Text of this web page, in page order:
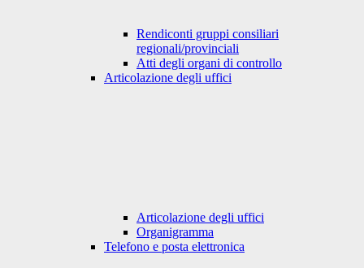
Rendiconti gruppi consiliari
regionali/provinciali
Atti degli organi di controllo
Articolazione degli uffici
Articolazione degli uffici
Organigramma
Telefono e posta elettronica